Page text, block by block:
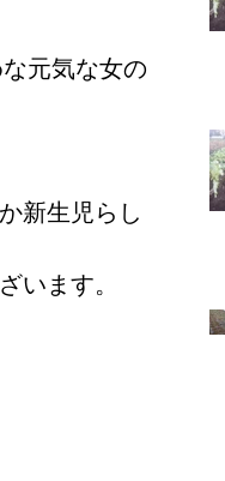
元気な女の
新生児らし
います。